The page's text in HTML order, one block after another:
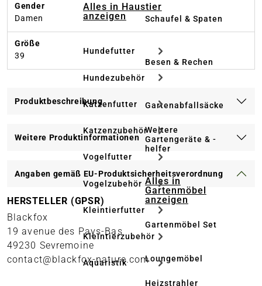
Alles in Haustier
anzeigen
Hundefutter
Hundezubehör
Katzenfutter
Katzenzubehör
Vogelfutter
Vogelzubehör
Kleintierfutter
Kleintierzubehör
Aquaristik
Schaufel & Spaten
Besen & Rechen
Gartenabfallsäcke
Weitere
Gartengeräte & -
helfer
Alles in
Gartenmöbel
anzeigen
Gartenmöbel Set
Loungemöbel
Heizstrahler
Gender
Damen
Größe
39
Produktbeschreibung
Weitere Produktinformationen
Angaben gemäß EU-Produktsicherheitsverordnung
HERSTELLER (GPSR)
Blackfox
19 avenue des Pays-Bas
49230 Sevremoine
contact@blackfox-nature.com